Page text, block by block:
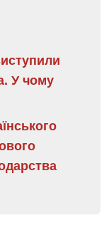
У чому